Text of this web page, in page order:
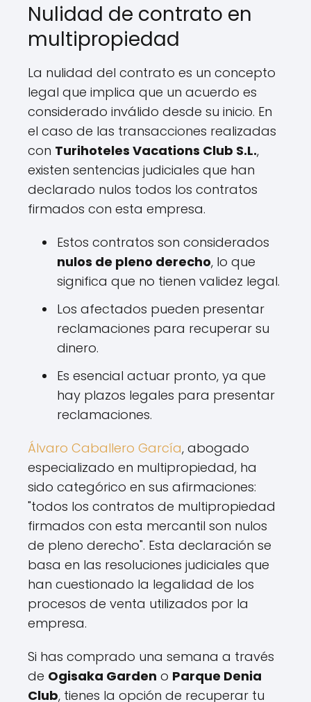
Nulidad de contrato en
multipropiedad
La nulidad del contrato es un concepto
legal que implica que un acuerdo es
considerado inválido desde su inicio. En
el caso de las transacciones realizadas
con Turihoteles Vacations Club S.L.,
existen sentencias judiciales que han
declarado nulos todos los contratos
firmados con esta empresa.
Estos contratos son considerados
nulos de pleno derecho, lo que
significa que no tienen validez legal.
Los afectados pueden presentar
reclamaciones para recuperar su
dinero.
Es esencial actuar pronto, ya que
hay plazos legales para presentar
reclamaciones.
Álvaro Caballero García, abogado
especializado en multipropiedad, ha
sido categórico en sus afirmaciones:
"todos los contratos de multipropiedad
firmados con esta mercantil son nulos
de pleno derecho". Esta declaración se
basa en las resoluciones judiciales que
han cuestionado la legalidad de los
procesos de venta utilizados por la
empresa.
Si has comprado una semana a través
de Ogisaka Garden o Parque Denia
Club, tienes la opción de recuperar tu